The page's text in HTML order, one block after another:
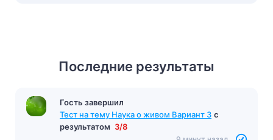
Последние результаты
Гость завершил
Тест «Хорь и Калиныч» с результатом 8/12
Гость завершил
Тест на тему Наука о живом Вариант 3
результатом